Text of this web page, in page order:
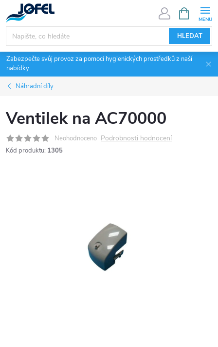
na
obsah
HLEDAT
NÁKUPNÍ
KOŠÍK
Zabezpečte svůj provoz za pomoci hygienických prostředků z naší
nabídky.
Náhradní díly
Ventilek na AC70000
Neohodnoceno Podrobnosti hodnocení
Kód produktu: 1305